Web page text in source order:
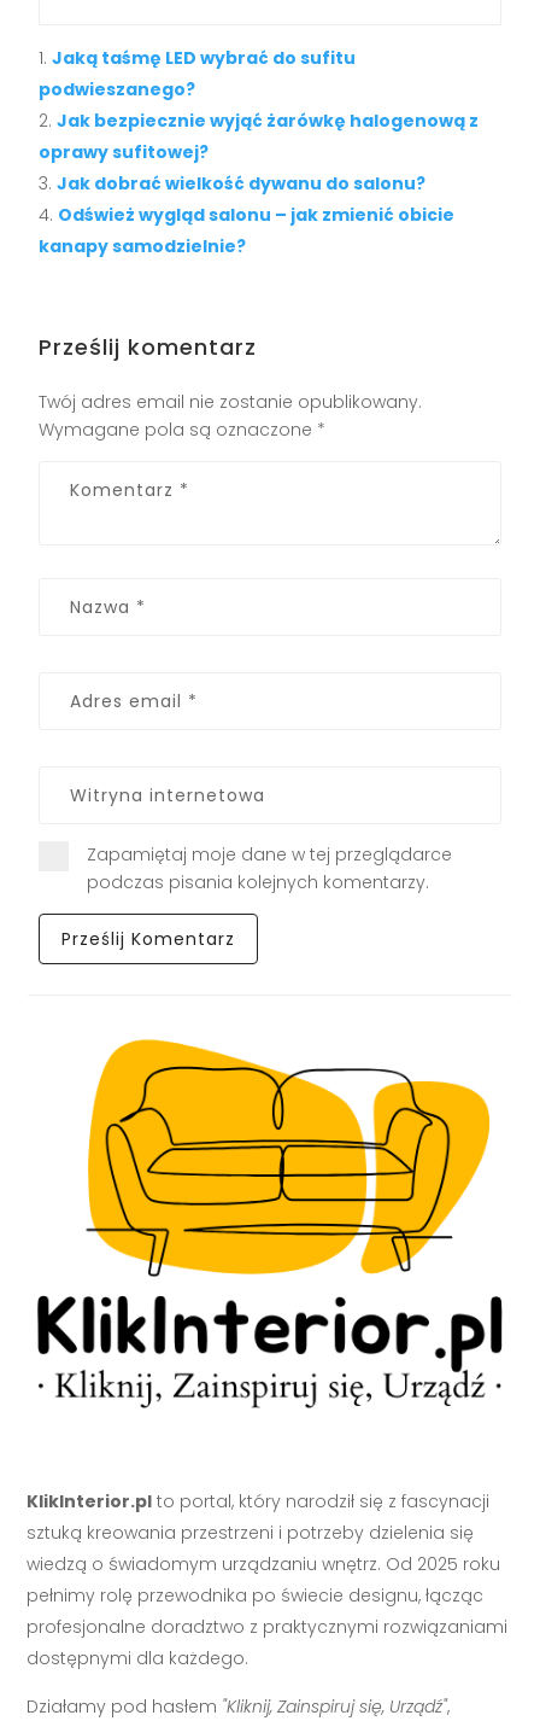
Jaką taśmę LED wybrać do sufitu
podwieszanego?
Jak bezpiecznie wyjąć żarówkę halogenową z
oprawy sufitowej?
Jak dobrać wielkość dywanu do salonu?
Odśwież wygląd salonu – jak zmienić obicie
kanapy samodzielnie?
Prześlij komentarz
Twój adres email nie zostanie opublikowany.
Wymagane pola są oznaczone *
Zapamiętaj moje dane w tej przeglądarce
podczas pisania kolejnych komentarzy.
KlikInterior.pl to portal, który narodził się z fascynacji
sztuką kreowania przestrzeni i potrzeby dzielenia się
wiedzą o świadomym urządzaniu wnętrz. Od 2025 roku
pełnimy rolę przewodnika po świecie designu, łącząc
profesjonalne doradztwo z praktycznymi rozwiązaniami
dostępnymi dla każdego.
Działamy pod hasłem "Kliknij, Zainspiruj się, Urządź",